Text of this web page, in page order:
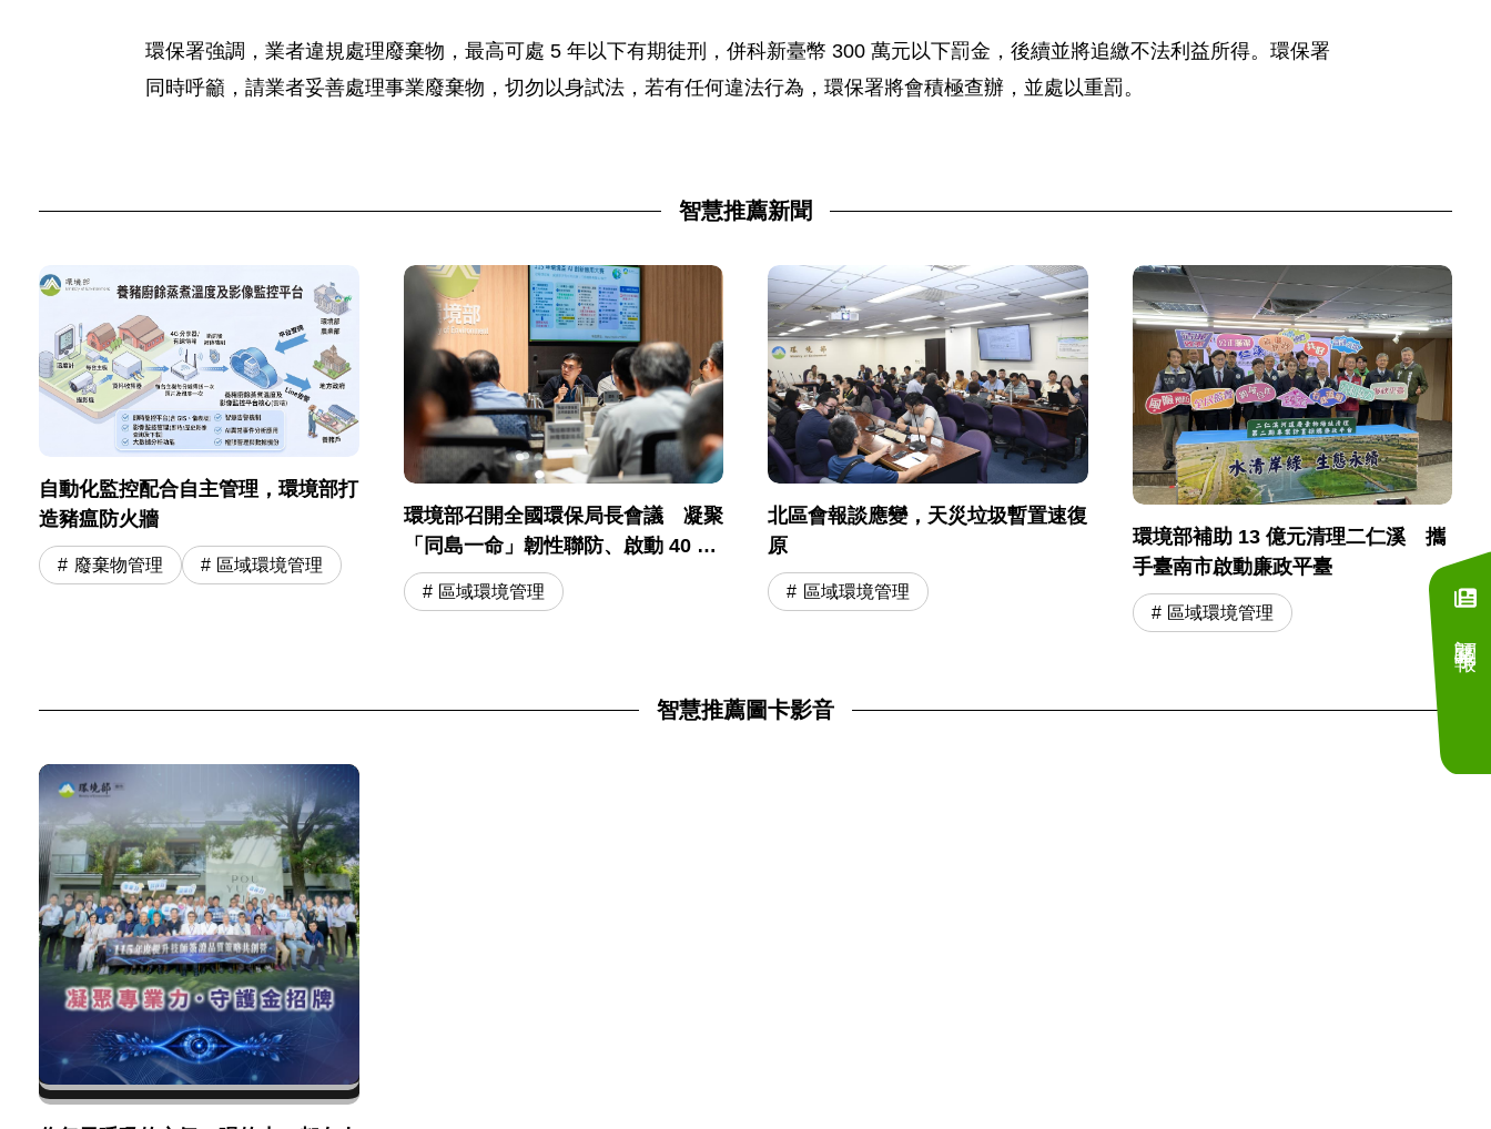
環保署強調，業者違規處理廢棄物，最高可處 5 年以下有期徒刑，併科新臺幣 300 萬元以下罰金，後續並將追繳不法利益所得。環保署
同時呼籲，請業者妥善處理事業廢棄物，切勿以身試法，若有任何違法行為，環保署將會積極查辦，並處以重罰。
智慧推薦新聞
自動化監控配合自主管理，環境部打
造豬瘟防火牆
廢棄物管理 區域環境管理
環境部召開全國環保局長會議 凝聚
「同島一命」韌性聯防、啟動 40 度
高溫跨部會調適
區域環境管理
北區會報談應變，天災垃圾暫置速復
原
區域環境管理
環境部補助 13 億元清理二仁溪 攜
手臺南市啟動廉政平臺
區域環境管理
智慧推薦圖卡影音